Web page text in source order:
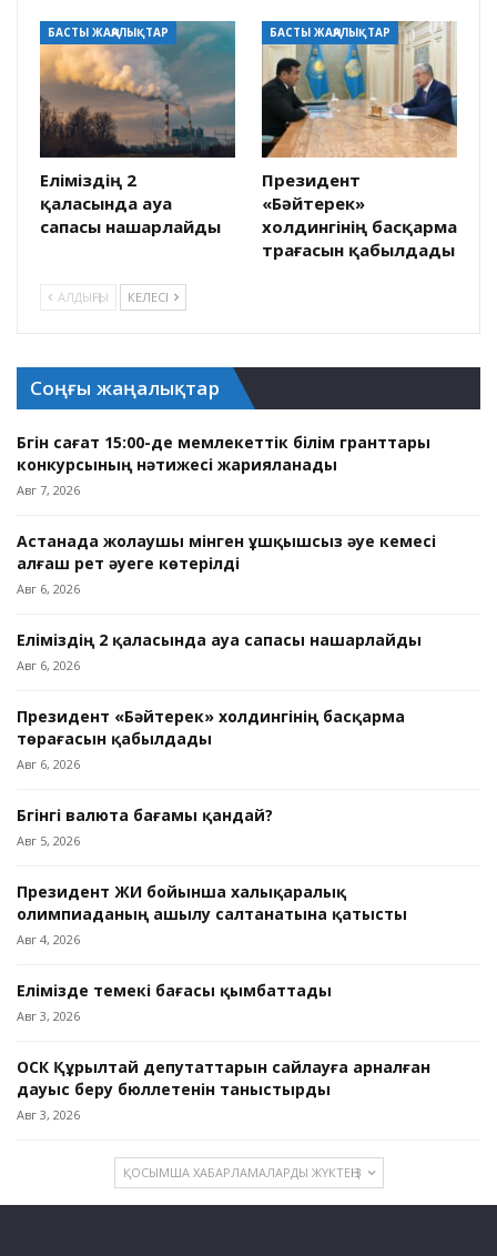
БАСТЫ ЖАҢАЛЫҚТАР
Еліміздің 2
қаласында ауа
сапасы нашарлайды
БАСТЫ ЖАҢАЛЫҚТАР
Президент
«Бәйтерек»
холдингінің басқарма
төрағасын қабылдады
АЛДЫҢҒЫ КЕЛЕСІ
Соңғы жаңалықтар
Бүгін сағат 15:00-де мемлекеттік білім гранттары
конкурсының нәтижесі жарияланады
Авг 7, 2026
Астанада жолаушы мінген ұшқышсыз әуе кемесі
алғаш рет әуеге көтерілді
Авг 6, 2026
Еліміздің 2 қаласында ауа сапасы нашарлайды
Авг 6, 2026
Президент «Бәйтерек» холдингінің басқарма
төрағасын қабылдады
Авг 6, 2026
Бүгінгі валюта бағамы қандай?
Авг 5, 2026
Президент ЖИ бойынша халықаралық
олимпиаданың ашылу салтанатына қатысты
Авг 4, 2026
Елімізде темекі бағасы қымбаттады
Авг 3, 2026
ОСК Құрылтай депутаттарын сайлауға арналған
дауыс беру бюллетенін таныстырды
Авг 3, 2026
ҚОСЫМША ХАБАРЛАМАЛАРДЫ ЖҮКТЕҢІЗ